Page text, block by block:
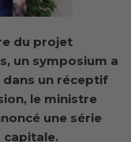
du projet
un symposium a
un réceptif
le ministre
une série
capitale.